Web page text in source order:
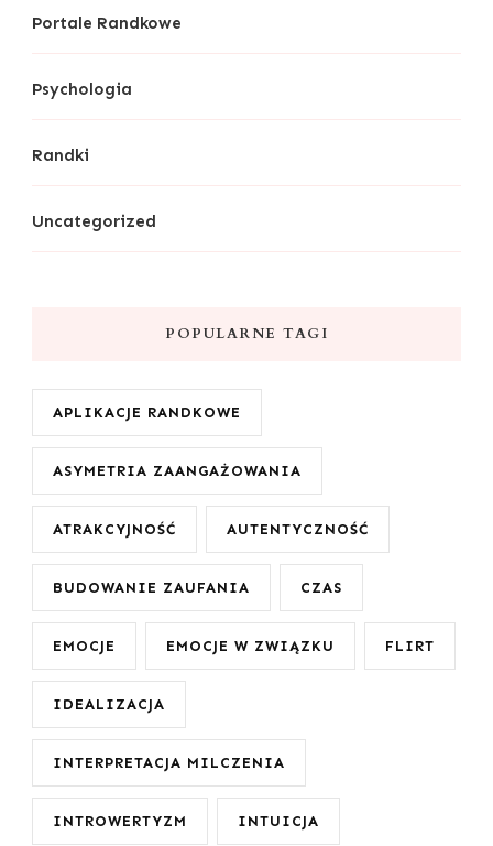
Portale Randkowe
Psychologia
Randki
Uncategorized
POPULARNE TAGI
APLIKACJE RANDKOWE
ASYMETRIA ZAANGAŻOWANIA
ATRAKCYJNOŚĆ AUTENTYCZNOŚĆ
BUDOWANIE ZAUFANIA CZAS
EMOCJE EMOCJE W ZWIĄZKU FLIRT
IDEALIZACJA
INTERPRETACJA MILCZENIA
INTROWERTYZM INTUICJA